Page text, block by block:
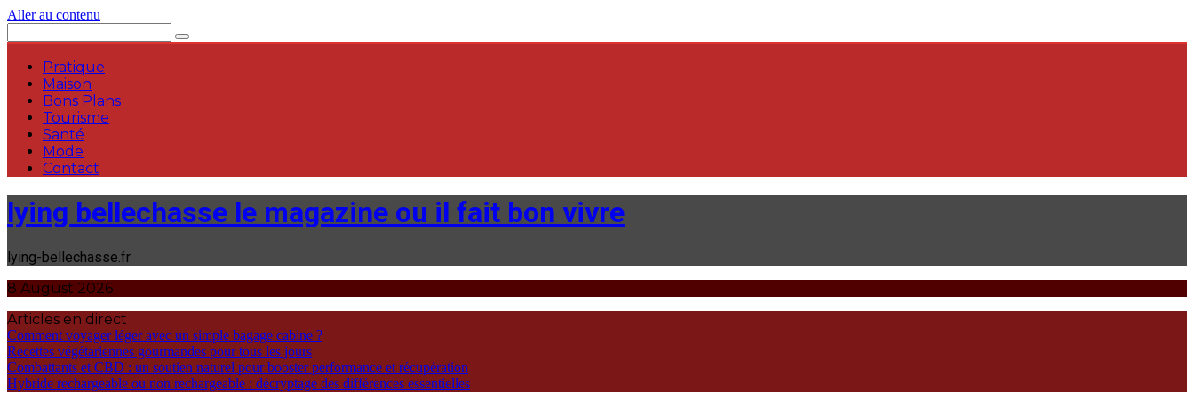
Aller au contenu
Pratique
Maison
Bons Plans
Tourisme
Santé
Mode
Contact
lying bellechasse le magazine ou il fait bon vivre
lying-bellechasse.fr
8 August 2026
Articles en direct
Comment voyager léger avec un simple bagage cabine ?
Recettes végétariennes gourmandes pour tous les jours
Combattants et CBD : un soutien naturel pour booster performance et récupération
Hybride rechargeable ou non rechargeable : décryptage des différences essentielles